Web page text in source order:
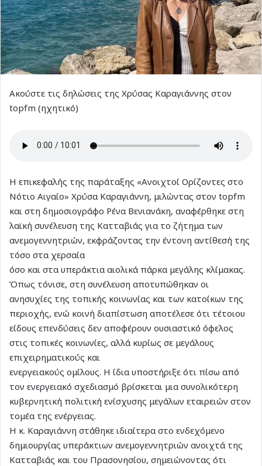
Ακούστε τις δηλώσεις της Χρύσας Καραγιάννης στον
topfm (ηχητικό)
Η επικεφαλής της παράταξης «Ανοιχτοί Ορίζοντες στο
Νότιο Αιγαίο» Χρύσα Καραγιάννη, μιλώντας στον topfm
και στη δημοσιογράφο Ρένα Βενιανάκη, αναφέρθηκε στη
λαϊκή συνέλευση της Κατταβιάς για το ζήτημα των
ανεμογεννητριών, εκφράζοντας την έντονη αντίθεσή της
τόσο στα χερσαία
όσο και στα υπεράκτια αιολικά πάρκα μεγάλης κλίμακας.
Όπως τόνισε, στη συνέλευση αποτυπώθηκαν οι
ανησυχίες της τοπικής κοινωνίας και των κατοίκων της
περιοχής, ενώ κοινή διαπίστωση αποτέλεσε ότι τέτοιου
είδους επενδύσεις δεν αποφέρουν ουσιαστικό όφελος
στις τοπικές κοινωνίες, αλλά κυρίως σε μεγάλους
επιχειρηματικούς και
ενεργειακούς ομίλους. Η ίδια υποστήριξε ότι πίσω από
τον ενεργειακό σχεδιασμό βρίσκεται μια συνολικότερη
κυβερνητική πολιτική ενίσχυσης μεγάλων εταιρειών στον
τομέα της ενέργειας.
Η κ. Καραγιάννη στάθηκε ιδιαίτερα στο ενδεχόμενο
δημιουργίας υπεράκτιων ανεμογεννητριών ανοιχτά της
Κατταβιάς και του Πρασονησίου, σημειώνοντας ότι